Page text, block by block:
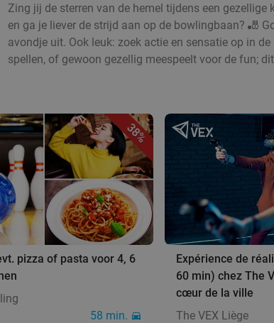
Zing jij de sterren van de hemel tijdens een
en ga je liever de strijd aan op de bowlingbaan? 🎳
avondje uit. Ook leuk: zoek actie en sensatie op in
spellen, of gewoon gezellig meespeelt voor de fun;
38%
pizza of pasta voor 4, 6
58 min.
Expérience de
60 min) chez The
cœur de la ville
The VEX Liège